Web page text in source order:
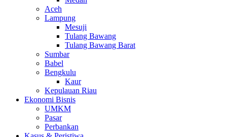
Aceh
Lampung
Mesuji
Tulang Bawang
Tulang Bawang Barat
Sumbar
Babel
Bengkulu
Kaur
Kepulauan Riau
Ekonomi Bisnis
UMKM
Pasar
Perbankan